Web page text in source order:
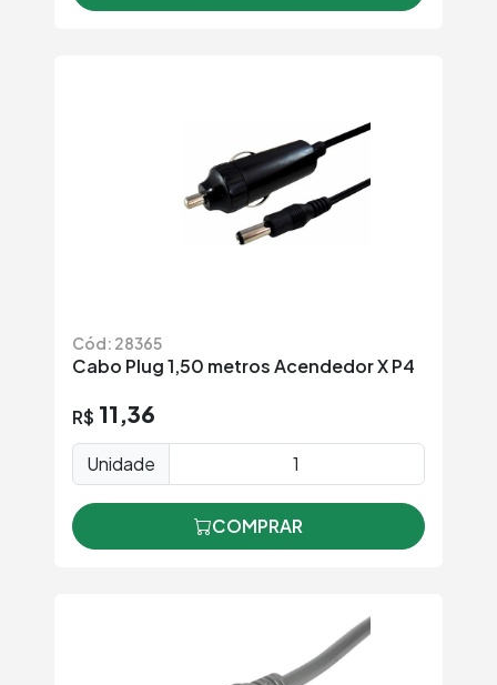
Cód: 28365
Cabo Plug 1,50 metros Acendedor X P4
R$ 11,36
Unidade
COMPRAR